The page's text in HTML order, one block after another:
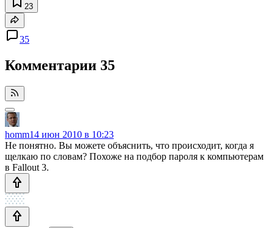
23
35
Комментарии 35
homm14 июн 2010 в 10:23
Не понятно. Вы можете объяснить, что происходит, когда я
щелкаю по словам? Похоже на подбор пароля к компьютерам
в Fallout 3.